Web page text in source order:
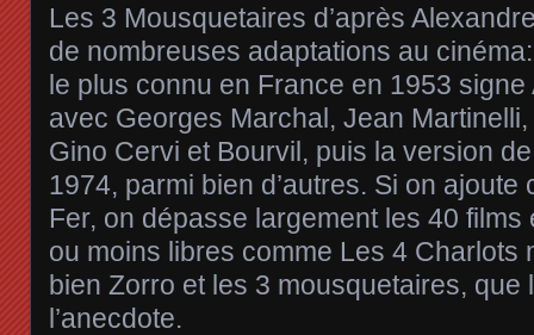
Les 3 Mousquetaires d’après
de nombreuses adaptations au
le plus connu en France en 1953
avec Georges Marchal, Jean
Gino Cervi et Bourvil, puis la version
1974, parmi bien d’autres. Si on
Fer, on dépasse largement les 40 films
ou moins libres comme Les 4 Charlots
bien Zorro et les 3 mousquetaires, que
l’anecdote.